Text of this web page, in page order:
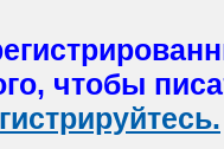
чтобы